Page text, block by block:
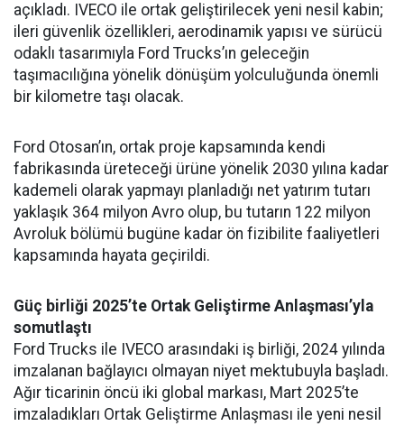
açıkladı. IVECO ile ortak geliştirilecek yeni nesil kabin;
ileri güvenlik özellikleri, aerodinamik yapısı ve sürücü
odaklı tasarımıyla Ford Trucks’ın geleceğin
taşımacılığına yönelik dönüşüm yolculuğunda önemli
bir kilometre taşı olacak.
Ford Otosan’ın, ortak proje kapsamında kendi
fabrikasında üreteceği ürüne yönelik 2030 yılına kadar
kademeli olarak yapmayı planladığı net yatırım tutarı
yaklaşık 364 milyon Avro olup, bu tutarın 122 milyon
Avroluk bölümü bugüne kadar ön fizibilite faaliyetleri
kapsamında hayata geçirildi.
Güç birliği 2025’te Ortak Geliştirme Anlaşması’yla
somutlaştı
Ford Trucks ile IVECO arasındaki iş birliği, 2024 yılında
imzalanan bağlayıcı olmayan niyet mektubuyla başladı.
Ağır ticarinin öncü iki global markası, Mart 2025’te
imzaladıkları Ortak Geliştirme Anlaşması ile yeni nesil